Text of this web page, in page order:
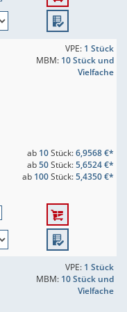
VPE: 1 Stück
MBM: 10 Stück und
Vielfache
ab 10Stück:6,9568 €*
ab50Stück:5,6524 €*
ab 100Stück:5,4350 €*
VPE: 1 Stück
MBM: 10 Stück und
Vielfache